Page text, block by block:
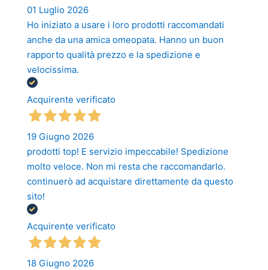
01 Luglio 2026
Ho iniziato a usare i loro prodotti raccomandati
anche da una amica omeopata. Hanno un buon
rapporto qualità prezzo e la spedizione e
velocissima.
Acquirente verificato
19 Giugno 2026
prodotti top! E servizio impeccabile! Spedizione
molto veloce. Non mi resta che raccomandarlo.
continuerò ad acquistare direttamente da questo
sito!
Acquirente verificato
18 Giugno 2026